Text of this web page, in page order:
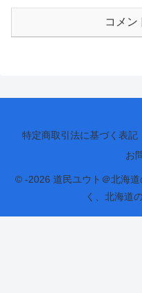
コメン
特定商取引法に基づく表記
お
© -2026 道民ユウト＠北海
く、北海道